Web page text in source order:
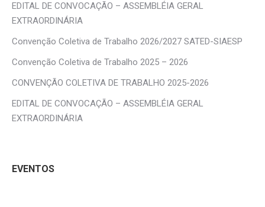
EDITAL DE CONVOCAÇÃO – ASSEMBLÉIA GERAL
EXTRAORDINÁRIA
Convenção Coletiva de Trabalho 2026/2027 SATED-SIAESP
Convenção Coletiva de Trabalho 2025 – 2026
CONVENÇÃO COLETIVA DE TRABALHO 2025-2026
EDITAL DE CONVOCAÇÃO – ASSEMBLÉIA GERAL
EXTRAORDINÁRIA
EVENTOS